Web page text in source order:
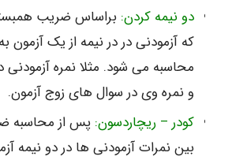
دو نیمه کردن: براساس ضریب
که آزمودنی در در نیمه از یک آزمون
محاسبه می شود. مثلا نمره آزمودنی
و نمره وی در سوال های زوج آزمون.
کودر – ریچاردسون: پس از محاسبه
بین نمرات آزمودنی ها در دو نیمه